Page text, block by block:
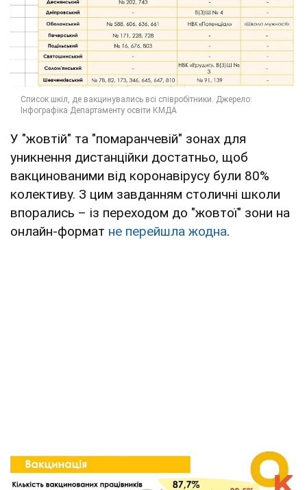
У "жовтій" та "помаранчевій" зонах для
уникнення дистанційки достатньо, щоб
вакцинованими від коронавірусу були 80%
колективу. З цим завданням столичні школи
впорались – із переходом до "жовтої" зони на
онлайн-формат не перейшла жодна.